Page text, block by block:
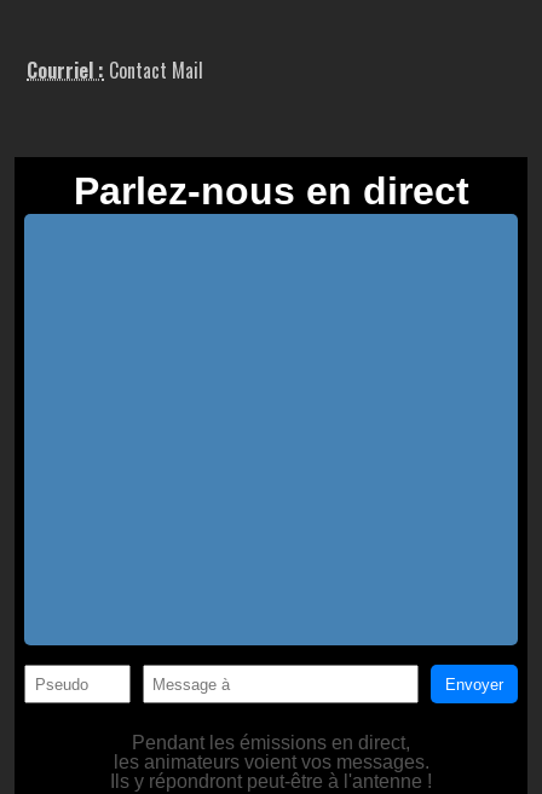
Courriel : Contact Mail